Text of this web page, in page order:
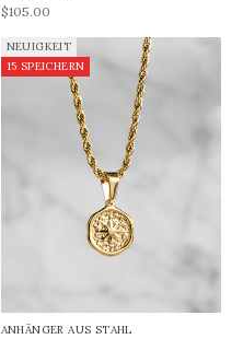
REA-pris
$105.00
NEUIGKEIT
15 SPEICHERN
ANHÄNGER AUS STAHL